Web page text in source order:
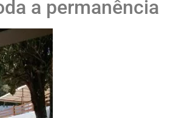
a permanência